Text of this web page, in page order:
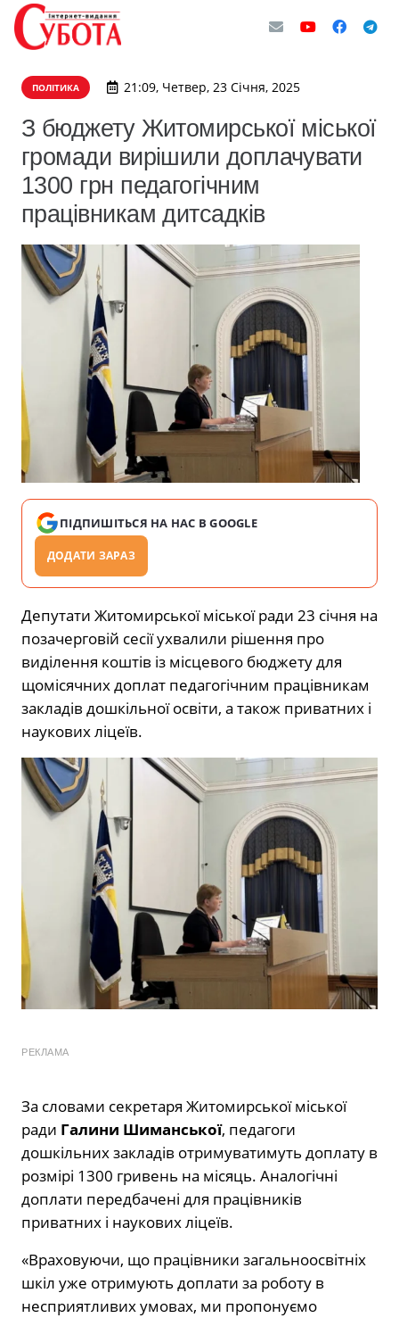
ПОЛІТИКА 21:09, Четвер, 23 Січня, 2025
З бюджету Житомирської міської
громади вирішили доплачувати
1300 грн педагогічним
працівникам дитсадків
ПІДПИШІТЬСЯ НА НАС В GOOGLE
ДОДАТИ ЗАРАЗ
Депутати Житомирської міської ради 23 січня на
позачерговій сесії ухвалили рішення про
виділення коштів із місцевого бюджету для
щомісячних доплат педагогічним працівникам
закладів дошкільної освіти, а також приватних і
наукових ліцеїв.
РЕКЛАМА
За словами секретаря Житомирської міської
ради Галини Шиманської, педагоги
дошкільних закладів отримуватимуть доплату в
розмірі 1300 гривень на місяць. Аналогічні
доплати передбачені для працівників
приватних і наукових ліцеїв.
«Враховуючи, що працівники загальноосвітніх
шкіл уже отримують доплати за роботу в
несприятливих умовах, ми пропонуємо